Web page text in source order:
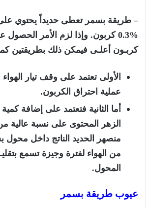
– طريقة بسمر تعطى حديداً يحتوي
%0.3 كربون. وإذا لزم الأمر
كربـون أعلـى فيمكن ذلك بطريقتين
الأولى تعتمد على وقف تيار
عملية احتراق الكربون.
أما الثانية فتعتمد على إضافة
الزهر المحتوى على نسبة عالية
منصهر الحديد الناتج داخل محول
من الهواء لفترة وجيزة تسمع
المحول.
عيوب طريقة بسمر